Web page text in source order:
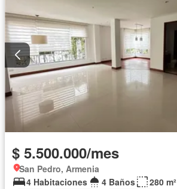
$ 5.500.000/mes
San Pedro, Armenia
4 Habitaciones
4 Baños
280 m²